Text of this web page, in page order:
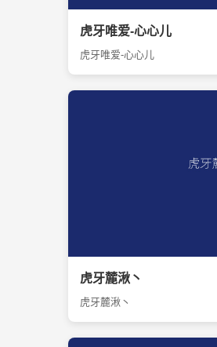
虎牙唯爱-心心儿
虎牙唯爱-心心儿
虎牙麓湫丶
虎牙麓湫丶